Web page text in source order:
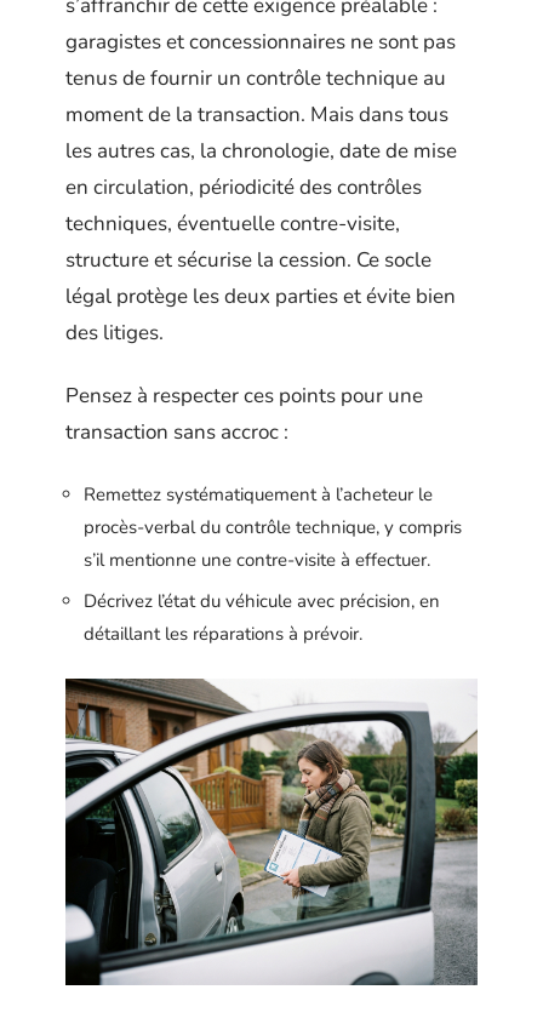
garagistes et concessionnaires ne sont pas
tenus de fournir un contrôle technique au
moment de la transaction. Mais dans tous
les autres cas, la chronologie, date de mise
en circulation, périodicité des contrôles
techniques, éventuelle contre-visite,
structure et sécurise la cession. Ce socle
légal protège les deux parties et évite bien
des litiges.
Pensez à respecter ces points pour une
transaction sans accroc :
Remettez systématiquement à l’acheteur le
procès-verbal du contrôle technique, y compris
s’il mentionne une contre-visite à effectuer.
Décrivez l’état du véhicule avec précision, en
détaillant les réparations à prévoir.